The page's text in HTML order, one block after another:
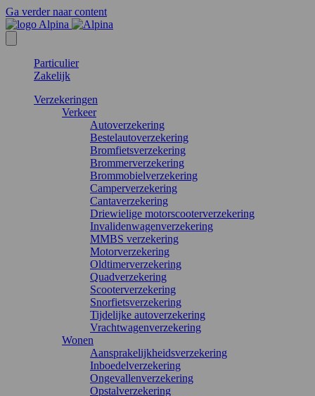
Ga verder naar content
Particulier
Zakelijk
Verzekeringen
Verkeer
Autoverzekering
Bestelautoverzekering
Bromfietsverzekering
Brommerverzekering
Brommobielverzekering
Camperverzekering
Cantaverzekering
Driewielige motorscooterverzekering
Invalidenwagenverzekering
MMBS verzekering
Motorverzekering
Oldtimerverzekering
Quadverzekering
Scooterverzekering
Snorfietsverzekering
Tijdelijke autoverzekering
Vrachtwagenverzekering
Wonen
Aansprakelijkheidsverzekering
Inboedelverzekering
Ongevallenverzekering
Opstalverzekering